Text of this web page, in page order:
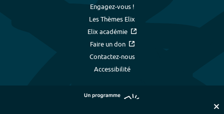
Engagez-vous !
Les Thèmes Elix
Elix académie
Faire un don
Contactez-nous
Accessibilité